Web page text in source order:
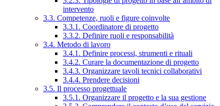
intervento
3.3. Competenze, ruoli e figure coinvolte
3.3.1. Coordinatore di progetto
3.3.2. Definire ruoli e responsabilità
3.4. Metodo di lavoro
3.4.1. Definire processi, strumenti e rituali
3.4.2. Curare la documentazione di progetto
3.4.3. Organizzare tavoli tecnici collaborativi
3.4.4. Prendere decisioni
3.5. Il processo progettuale
3.5.1. Organizzare il progetto e la sua gestione